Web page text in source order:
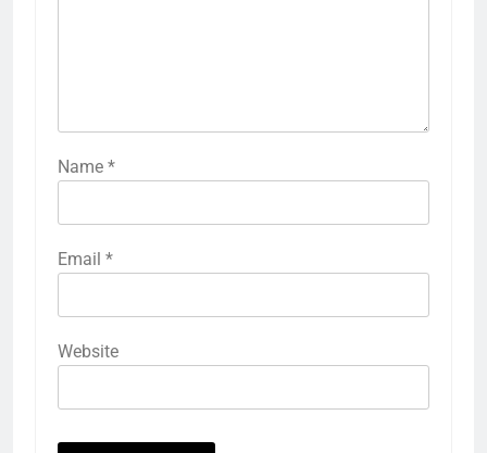
Name *
Email *
Website